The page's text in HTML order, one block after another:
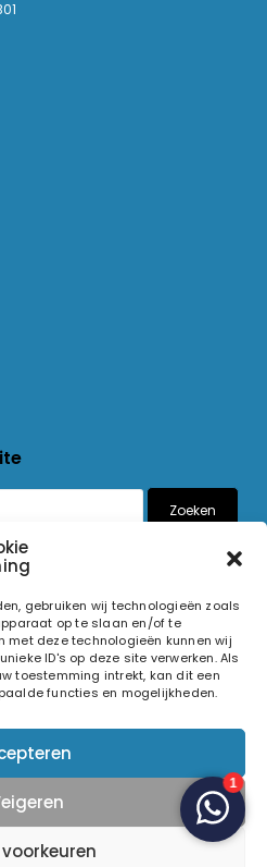
gebruiken wij technologieën zoals
op te slaan en/of te
met deze technologieën kunnen wij
ID's op deze site verwerken. Als
toestemming intrekt, kan dit een
functies en mogelijkheden.
voorkeuren
Zoeken
Alle rechten voorbehouden.